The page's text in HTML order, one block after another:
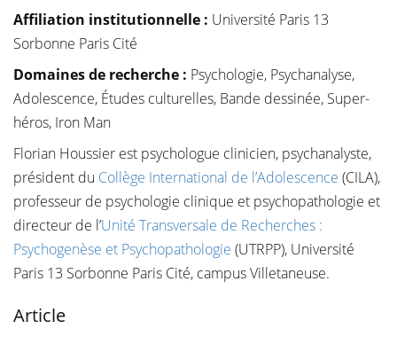
Affiliation institutionnelle : Université Paris 13
Sorbonne Paris Cité
Domaines de recherche : Psychologie, Psychanalyse,
Adolescence, Études culturelles, Bande dessinée, Super-
héros, Iron Man
Florian Houssier est psychologue clinicien, psychanalyste,
président du Collège International de l’Adolescence (CILA),
professeur de psychologie clinique et psychopathologie et
directeur de l’Unité Transversale de Recherches :
Psychogenèse et Psychopathologie (UTRPP), Université
Paris 13 Sorbonne Paris Cité, campus Villetaneuse.
Article